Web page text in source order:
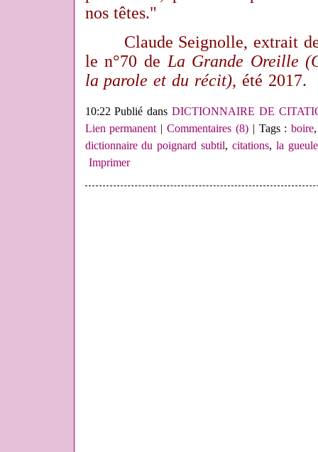
nos têtes."
Claude Seignolle, extrait
le n°70 de La Grande Oreille
la parole et du récit), été 2017.
10:22 Publié dansDICTIONNAIRE DE
Lien permanent|Commentaires (8)| Tags :boire
dictionnaire du poignard subtil, citations, la gueule
Imprimer